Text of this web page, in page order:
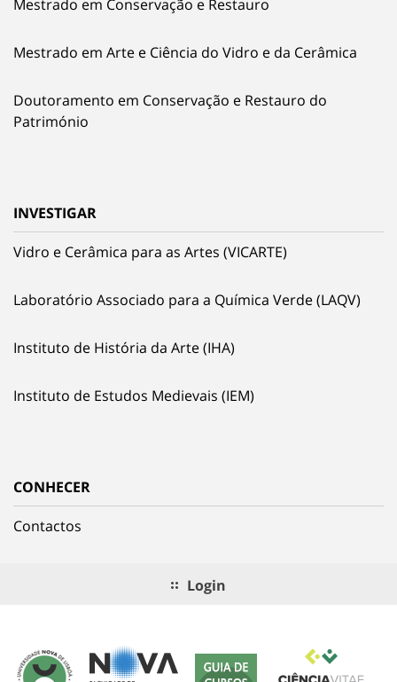
Mestrado em Conservação e Restauro
Mestrado em Arte e Ciência do Vidro e da Cerâmica
Doutoramento em Conservação e Restauro do
Património
INVESTIGAR
Vidro e Cerâmica para as Artes (VICARTE)
Laboratório Associado para a Química Verde (LAQV)
Instituto de História da Arte (IHA)
Instituto de Estudos Medievais (IEM)
CONHECER
Contactos
Login